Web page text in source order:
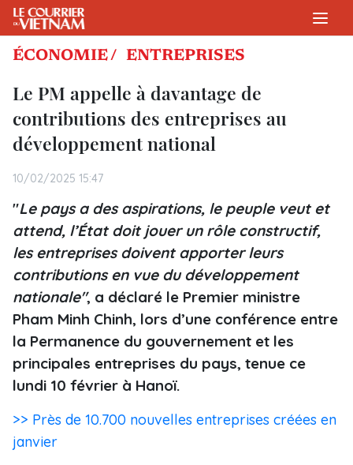
ÉCONOMIE / ENTREPRISES
Le PM appelle à davantage de
contributions des entreprises au
développement national
10/02/2025 15:47
"Le pays a des aspirations, le peuple veut et
attend, l’État doit jouer un rôle constructif,
les entreprises doivent apporter leurs
contributions en vue du développement
nationale", a déclaré le Premier ministre
Pham Minh Chinh, lors d’une conférence entre
la Permanence du gouvernement et les
principales entreprises du pays, tenue ce
lundi 10 février à Hanoï.
>> Près de 10.700 nouvelles entreprises créées en
janvier